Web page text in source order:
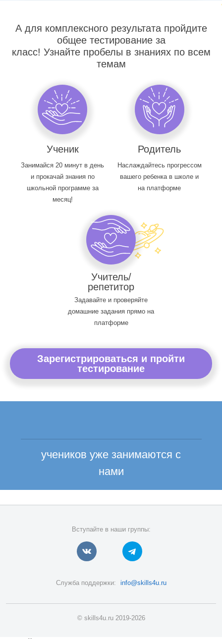
А для комплексного результата пройдите
общее тестирование за
класс! Узнайте пробелы в знаниях по всем
темам
Ученик
Занимайся 20 минут в день
и прокачай знания по
школьной программе за
месяц!
Родитель
Наслаждайтесь прогрессом
вашего ребенка в школе и
на платформе
Учитель/
репетитор
Задавайте и проверяйте
домашние задания прямо на
платформе
Зарегистрироваться и пройти
тестирование
учеников уже занимаются с
нами
Вступайте в наши группы:
Служба поддержки: info@skills4u.ru
© skills4u.ru 2019-2026